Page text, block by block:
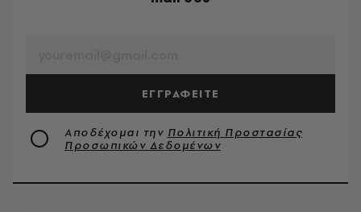
ΕΓΓΡΑΦΕΙΤΕ
Αποδέχομαι την Πολιτική Προστασίας
Προσωπικών Δεδομένων